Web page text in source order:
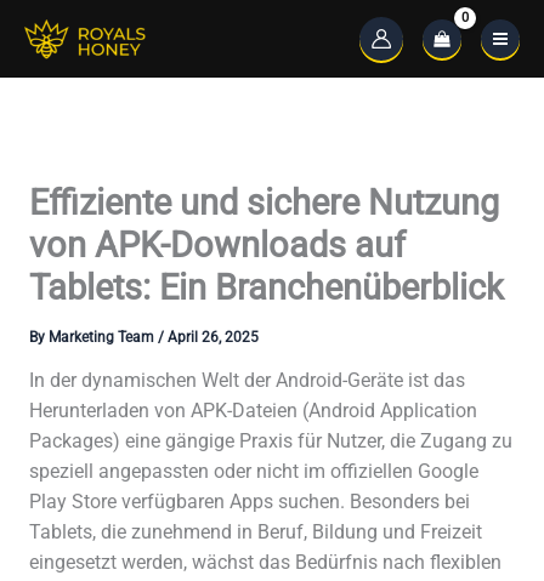
content
Main
Effiziente und sichere Nutzung
von APK-Downloads auf
Tablets: Ein Branchenüberblick
By Marketing Team / April 26, 2025
In der dynamischen Welt der Android-Geräte ist das
Herunterladen von APK-Dateien (Android Application
Packages) eine gängige Praxis für Nutzer, die Zugang zu
speziell angepassten oder nicht im offiziellen Google
Play Store verfügbaren Apps suchen. Besonders bei
Tablets, die zunehmend in Beruf, Bildung und Freizeit
eingesetzt werden, wächst das Bedürfnis nach flexiblen